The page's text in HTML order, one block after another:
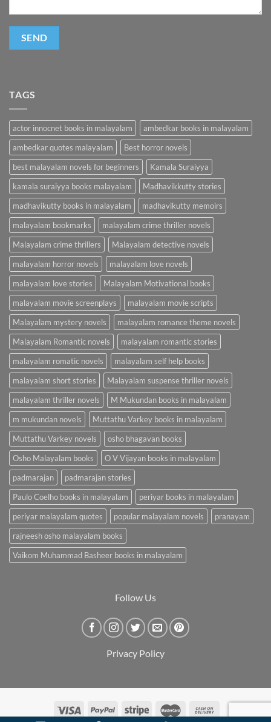
TAGS
actor innocnet books in malayalam
ambedkar books in malayalam
ambedkar quotes malayalam
Best horror novels
best malayalam novels for beginners
Kamala Suraiyya
kamala suraiyya books malayalam
Madhavikkutty stories
madhavikutty books in malayalam
madhavikutty memoirs
malayalam bookmarks
malayalam crime thriller novels
Malayalam crime thrillers
Malayalam detective novels
malayalam horror novels
malayalam love novels
malayalam love stories
Malayalam Motivational books
malayalam movie screenplays
malayalam movie scripts
Malayalam mystery novels
malayalam romance theme novels
Malayalam Romantic novels
malayalam romantic stories
malayalam romatic novels
malayalam self help books
malayalam short stories
Malayalam suspense thriller novels
malayalam thriller novels
M Mukundan books in malayalam
m mukundan novels
Muttathu Varkey books in malayalam
Muttathu Varkey novels
osho bhagavan books
Osho Malayalam books
O V Vijayan books in malayalam
padmarajan
padmarajan stories
Paulo Coelho books in malayalam
periyar books in malayalam
periyar malayalam quotes
popular malayalam novels
pranayam
rajneesh osho malayalam books
Vaikom Muhammad Basheer books in malayalam
Follow Us
Privacy Policy